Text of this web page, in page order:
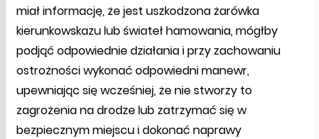
miał informację, że jest uszkodzona żarówka
kierunkowskazu lub świateł hamowania, mógłby
podjąć odpowiednie działania i przy zachowaniu
ostrożności wykonać odpowiedni manewr,
upewniając się wcześniej, że nie stworzy to
zagrożenia na drodze lub zatrzymać się w
bezpiecznym miejscu i dokonać naprawy